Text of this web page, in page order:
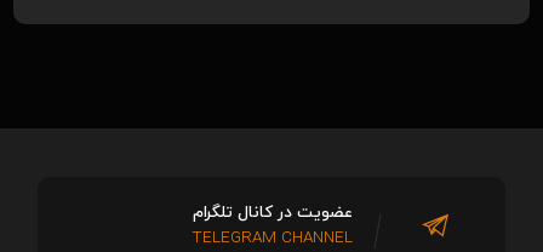
عضویت در کانال تلگرام
TELEGRAM CHANNEL